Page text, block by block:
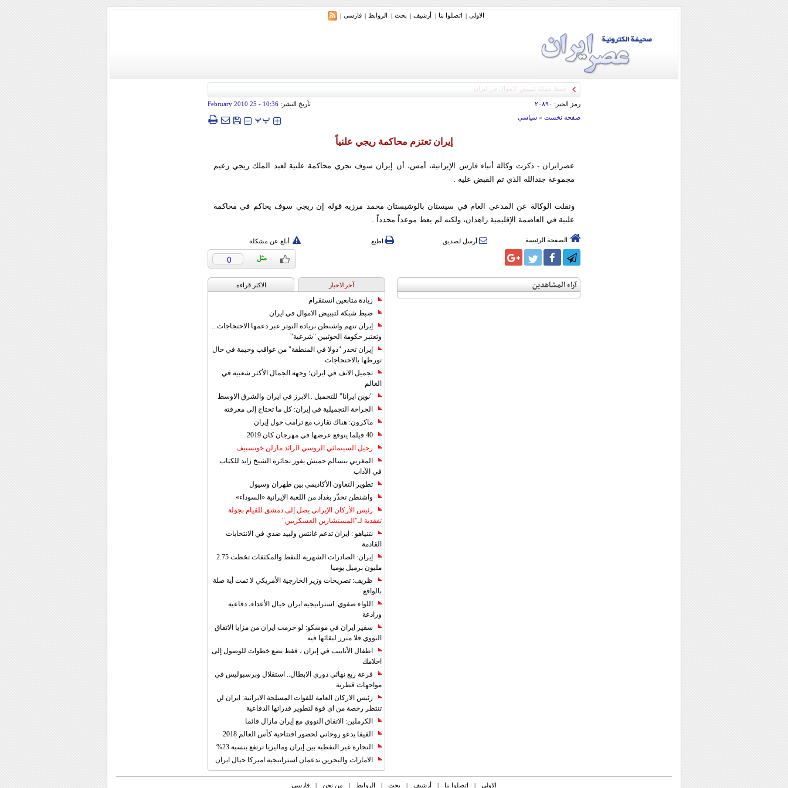
الاولی | اتصلوا بنا | أرشیف | بحث | الروابط | فارسی |
رمز الخبر: ۲۰۸۹۰ تأريخ النشر:10:36
- 25 February 2010
صفحه نخست» سياسي ‍‍‍ پپ
إيران تعتزم محاكمة ريجي علنياً
عصرایران - ذكرت وكالة أنباء فارس الإيرانية، أمس، أن إيران سوف تجري محاكمة علنية لعبد الملك ريجي زعيم
مجموعة جندالله الذي تم القبض عليه .
ونقلت الوكالة عن المدعي العام في سيستان بالوشيستان محمد مرزيه قوله إن ريجي سوف يحاكم في محاكمة
علنية في العاصمة الإقليمية زاهدان، ولكنه لم يعط موعداً محدداً .
الصفحة الرئيسة أرسل لصديق اطبع أبلغ عن مشكلة
0
آراء المشاهدين آخرالاخبار الاکثر قراءة
زيادة متابعين انستقرام
ضبط شبكة لتبييض الاموال في ايران
إيران تتهم واشنطن بزيادة التوتر عبر دعمها الاحتجاجات...
وتعتبر حكومة الحوثيين "شرعية"
إيران تحذر "دولا في المنطقة" من عواقب وخيمة في حال
تورطها بالاحتجاجات
تجميل الانف في ايران؛ وجهة الجمال الأكثر شعبية في
العالم
"نوين ايرانا" للتجميل ..الابرز في ايران والشرق الاوسط
الجراحة التجميلية في إيران: كل ما تحتاج إلى معرفته
ماكرون: هناك تقارب مع ترامب حول إيران
40 فيلما يتوقع عرضها في مهرجان كان 2019
رحيل السينمائي الروسي الرائد مارلن خوتسييف
المغربي بنسالم حميش يفوز بجائزة الشيخ زايد للكتاب
في الآداب
تطوير التعاون الأكاديمي بين طهران وسيول
واشنطن تحذّر بغداد من اللعبة الإيرانية «السوداء»
رئيس الأركان الإيراني يصل إلى دمشق للقيام بجولة
تفقدية لـ"المستشارين العسكريين"
نتنياهو : ايران تدعم غانتس ولبيد ضدي في الانتخابات
القادمة
إيران: الصادرات الشهریة للنفط والمكثفات تخطت 2.75
مليون برميل يوميا
ظريف: تصريحات وزير الخارجية الأمريكي لا تمت أية صلة
بالواقع
اللواء صفوي: استراتيجية ايران حيال الأعداء، دفاعية
ورادعة
سفير ايران في موسكو: لو حرمت ايران من مزايا الاتفاق
النووي فلا مبرر لبقائها فيه
اطفال الأنابيب في إيران ، فقط بضع خطوات للوصول إلى
احلامك
قرعة ربع نهائي دوري الابطال.. استقلال وبرسبوليس في
مواجهات قطرية
رئيس الاركان العامة للقوات المسلحة الايرانية: ايران لن
تنتظر رخصة من اي قوة لتطوير قدراتها الدفاعية
الكرملين: الاتفاق النووي مع إيران مازال قائما
الفيفا يدعو روحاني لحضور افتتاحية كأس العالم 2018
التجارة غیر النفطیة بین إیران ومالیزیا ترتفع بنسبة 23%
الامارات والبحرين تدعمان استراتيجية اميركا حيال ايران
الاولی | اتصلوا بنا | أرشیف | بحث | الروابط | من نحن | فارسی